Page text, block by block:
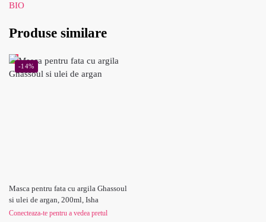
BIO
Produse similare
-14%
Masca pentru fata cu argila Ghassoul
si ulei de argan, 200ml, Isha
Conecteaza-te pentru a vedea pretul